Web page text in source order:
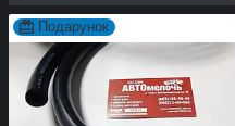
Подарунок